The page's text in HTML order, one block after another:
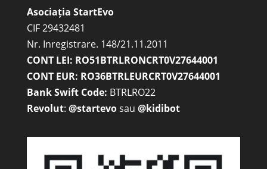
Asociația StartEvo
CIF 29432481
Nr. Inregistrare. 148/21.11.2011
CONT LEI: RO51BTRLRONCRT0V27644001
CONT EUR: RO36BTRLEURCRT0V27644001
Bank Swift Code: BTRLRO22
Revolut: @startevosau @kidibot